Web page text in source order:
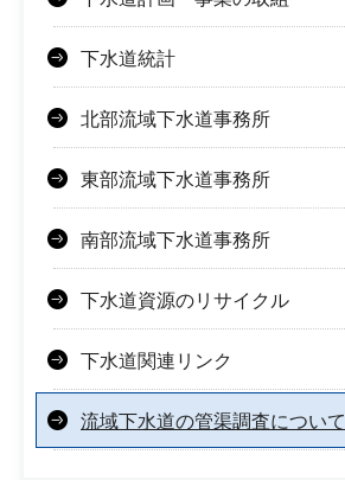
下水道統計
北部流域下水道事務所
東部流域下水道事務所
南部流域下水道事務所
下水道資源のリサイクル
下水道関連リンク
流域下水道の管渠調査について